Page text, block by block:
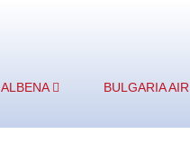
ALBENA BULGARIA AIR